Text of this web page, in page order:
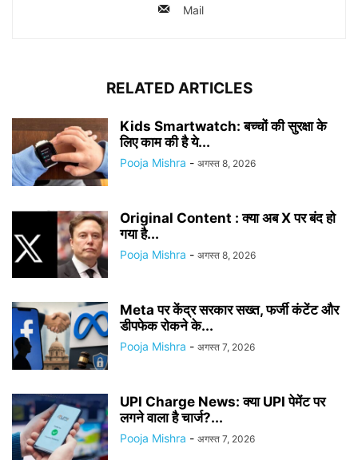
Mail
RELATED ARTICLES
Kids Smartwatch: बच्चों की सुरक्षा के
लिए काम की है ये...
Pooja Mishra - अगस्त 8, 2026
Original Content : क्या अब X पर बंद हो
गया है...
Pooja Mishra - अगस्त 8, 2026
Meta पर केंद्र सरकार सख्त, फर्जी कंटेंट और
डीपफेक रोकने के...
Pooja Mishra - अगस्त 7, 2026
UPI Charge News: क्या UPI पेमेंट पर
लगने वाला है चार्ज?...
Pooja Mishra - अगस्त 7, 2026